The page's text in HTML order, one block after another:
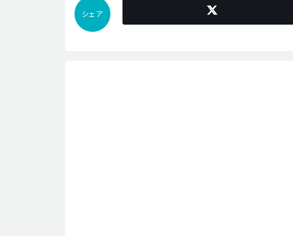
シェア